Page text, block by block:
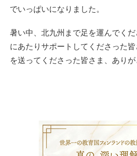
でいっぱいになりました。
暑い中、北九州まで足を運んでく
にあたりサポートしてくださった
を送ってくださった皆さま、ありが